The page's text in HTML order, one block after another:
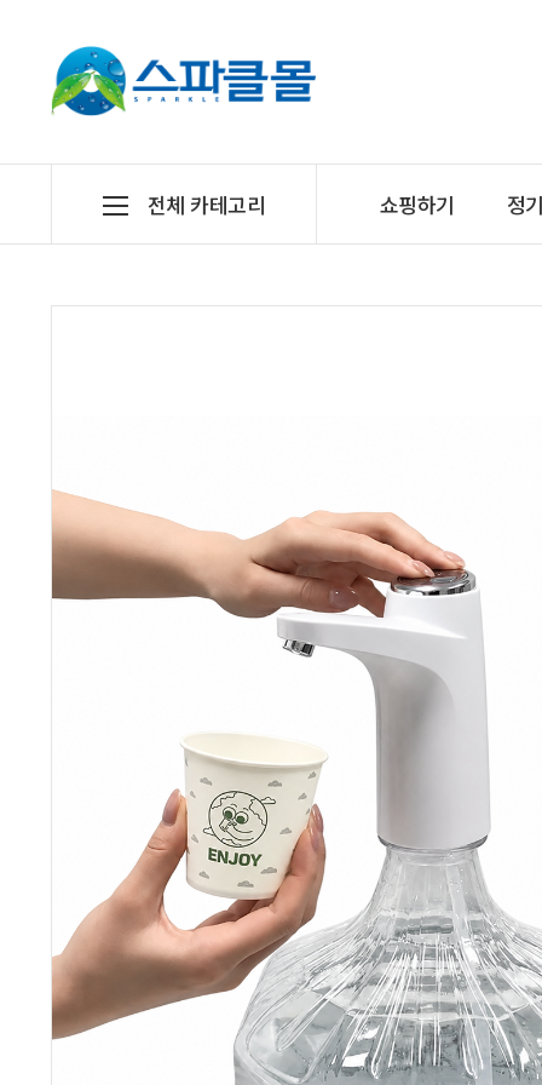
전체 카테고리 쇼핑하기 정